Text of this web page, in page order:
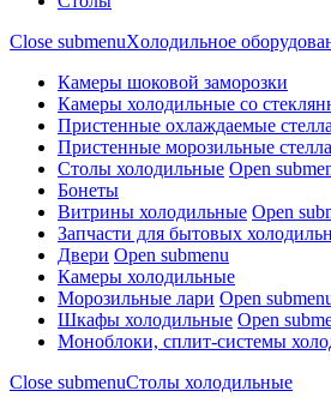
Close submenuXолодильное
Камеры шоковой заморозки
Камеры холодильные со
Пристенные охлаждаемые
Пристенные морозильные
Столы холодильные Open
Бонеты
Витрины холодильные Open
Запчасти для бытовых
Двери Open submenu
Камеры холодильные
Морозильные лари Open
Шкафы холодильные Open
Моноблоки, сплит-системы
Close submenuСтолы холодильные